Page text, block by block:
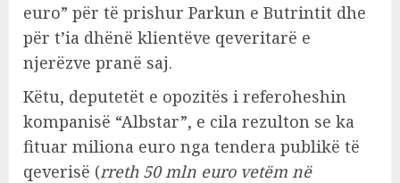
euro” për të prishur Parkun e Butrintit dhe
për t’ia dhënë klientëve qeveritarë e
njerëzve pranë saj.
Këtu, deputetët e opozitës i referoheshin
kompanisë “Albstar”, e cila rezulton se ka
fituar miliona euro nga tendera publikë të
qeverisë (rreth 50 mln euro vetëm në